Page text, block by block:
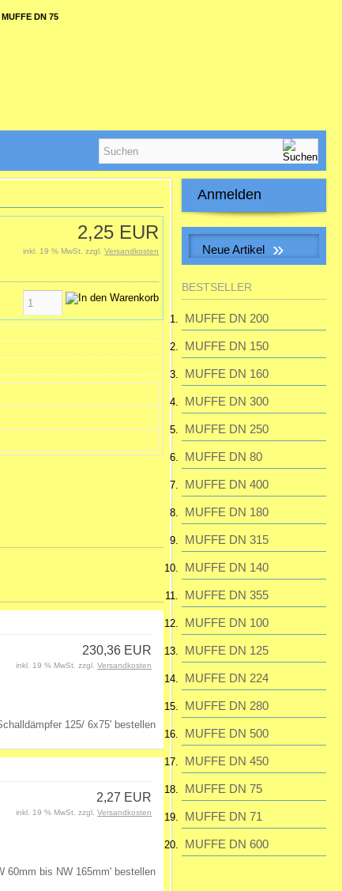
MUFFE DN 75
2,25 EUR
inkl. 19 % MwSt. zzgl.Versandkosten
230,36 EUR
inkl. 19 % MwSt. zzgl.Versandkosten
2,27 EUR
inkl. 19 % MwSt. zzgl.Versandkosten
Anmelden
Passwort vergessen?
Neue Artikel »
Kleinraum-Ventilatator, Feuchte,
LED
195,23 EUR
Versandkosten
BESTSELLER
MUFFE DN 200
MUFFE DN 150
MUFFE DN 160
MUFFE DN 300
MUFFE DN 250
MUFFE DN 80
MUFFE DN 400
MUFFE DN 180
MUFFE DN 315
MUFFE DN 140
MUFFE DN 355
MUFFE DN 100
MUFFE DN 125
MUFFE DN 224
MUFFE DN 280
MUFFE DN 500
MUFFE DN 450
MUFFE DN 75
MUFFE DN 71
MUFFE DN 600